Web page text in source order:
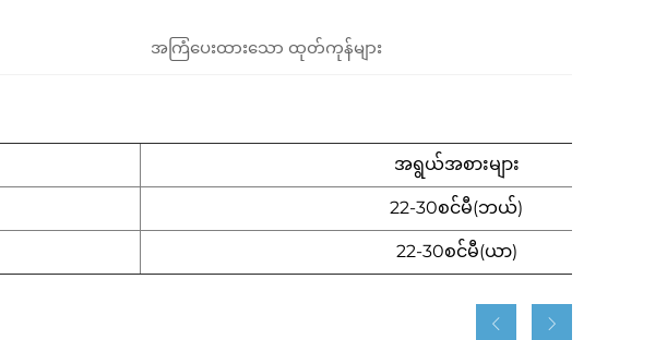
အကြံပေးထားသော ထုတ်ကုန်များ
အရွယ်အစားများ
22-30စင်မီ(ဘယ်)
22-30စင်မီ(ယာ)